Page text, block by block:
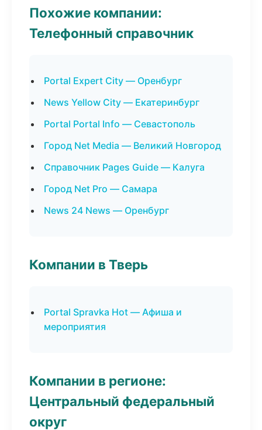
Похожие компании:
Телефонный справочник
Portal Expert City — Оренбург
News Yellow City — Екатеринбург
Portal Portal Info — Севастополь
Город Net Media — Великий Новгород
Справочник Pages Guide — Калуга
Город Net Pro — Самара
News 24 News — Оренбург
Компании в Тверь
Portal Spravka Hot — Афиша и
мероприятия
Компании в регионе:
Центральный федеральный
округ